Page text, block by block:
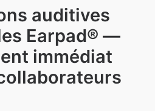
auditives
Earpad® —
immédiat